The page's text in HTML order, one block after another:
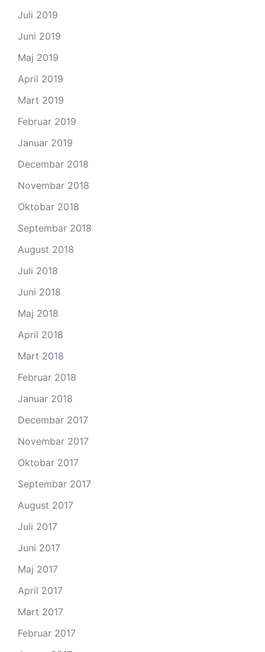
Juli 2019
Juni 2019
Maj 2019
April 2019
Mart 2019
Februar 2019
Januar 2019
Decembar 2018
Novembar 2018
Oktobar 2018
Septembar 2018
August 2018
Juli 2018
Juni 2018
Maj 2018
April 2018
Mart 2018
Februar 2018
Januar 2018
Decembar 2017
Novembar 2017
Oktobar 2017
Septembar 2017
August 2017
Juli 2017
Juni 2017
Maj 2017
April 2017
Mart 2017
Februar 2017